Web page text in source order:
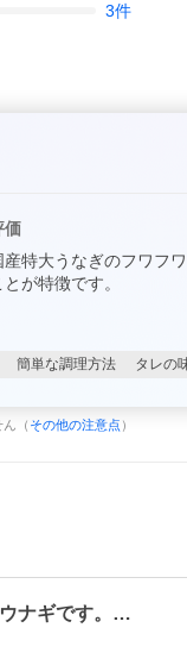
3件
価
特大うなぎのフワフ
が特徴です。
簡単な調理方法 タレの
（ その他の注意点 ）
ナギです。…